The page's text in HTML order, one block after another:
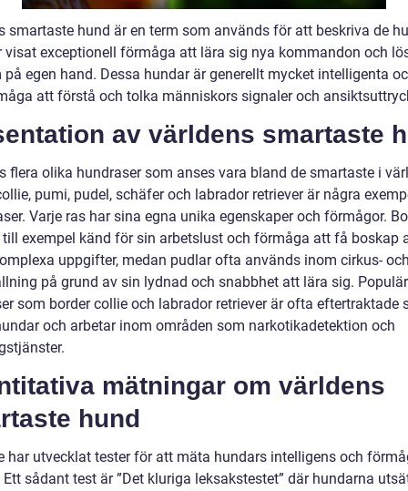
smartaste hund är en term som används för att beskriva de
visat exceptionell förmåga att lära sig nya kommandon och
på egen hand. Dessa hundar är generellt mycket intelligenta
att förstå och tolka människors signaler och
av världens smartaste
flera olika hundraser som anses vara bland de smartaste i
pumi, pudel, schäfer och labrador retriever är några
Varje ras har sina egna unika egenskaper och förmågor.
exempel känd för sin arbetslust och förmåga att få boskap
uppgifter, medan pudlar ofta används inom cirkus-
på grund av sin lydnad och snabbhet att lära sig.
som border collie och labrador retriever är ofta eftertraktade
och arbetar inom områden som narkotikadetektion och
mätningar om världens
hund
har utvecklat tester för att mäta hundars intelligens och
sådant test är ”Det kluriga leksakstestet” där hundarna